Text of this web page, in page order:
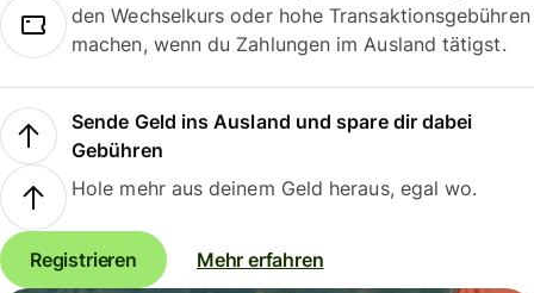
den Wechselkurs oder hohe Transaktionsgebühren
machen, wenn du Zahlungen im Ausland tätigst.
Sende Geld ins Ausland und spare dir dabei
Gebühren
Hole mehr aus deinem Geld heraus, egal wo.
Registrieren Mehr erfahren